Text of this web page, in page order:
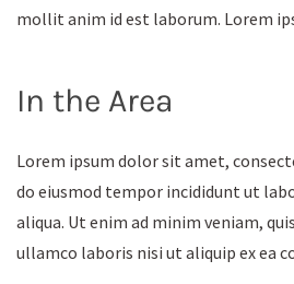
mollit anim id est laborum. Lorem
In the Area
Lorem ipsum dolor sit amet,
do eiusmod tempor incididunt ut
aliqua. Ut enim ad minim veniam,
ullamco laboris nisi ut aliquip ex ea